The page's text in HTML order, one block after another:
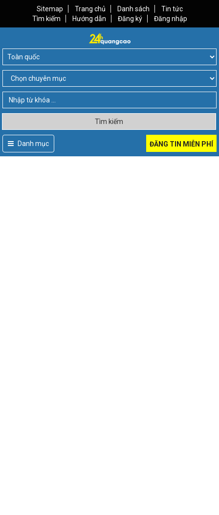
Sitemap Trang chủ Danh sách
Tin tức
Tìm kiếm
Hướng dẫn Đăng ký Đăng nhập
Tìm kiếm
Danh mục ĐĂNG TIN MIỄN PHÍ